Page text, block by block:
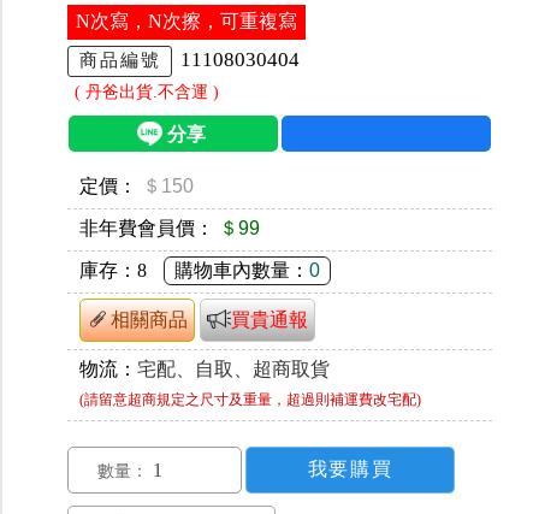
N次寫，N次擦，可重複寫
商品編號 11108030404
( 丹爸出貨.不含運 )
定價： ＄150
非年費會員價： ＄99
庫存： 8 購物車內數量： 0
相關商品 買貴通報
物流： 宅配、自取、超商取貨
(請留意超商規定之尺寸及重量，超過則補運費改宅配)
數量：